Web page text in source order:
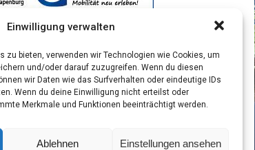
Einwilligung verwalten
zu bieten, verwenden wir Technologien wie Cookies, um
und/oder darauf zuzugreifen. Wenn du diesen
wir Daten wie das Surfverhalten oder eindeutige IDs
Wenn du deine Einwilligung nicht erteilst oder
Merkmale und Funktionen beeinträchtigt werden.
Ablehnen Einstellungen ansehen